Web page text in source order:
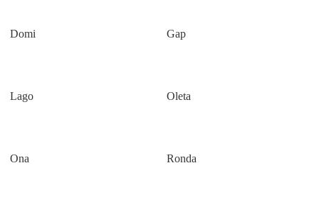
Domi Gap
Lago Oleta
Ona Ronda